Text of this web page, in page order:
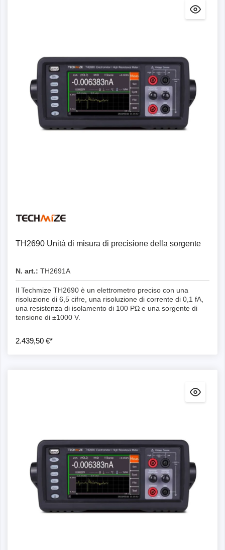
TH2690 Unità di misura di precisione della sorgente
N. art.: TH2691A
Il Techmize TH2690 è un elettrometro preciso con una
risoluzione di 6,5 cifre, una risoluzione di corrente di 0,1 fA,
una resistenza di isolamento di 100 PΩ e una sorgente di
tensione di ±1000 V.
2.439,50 €*